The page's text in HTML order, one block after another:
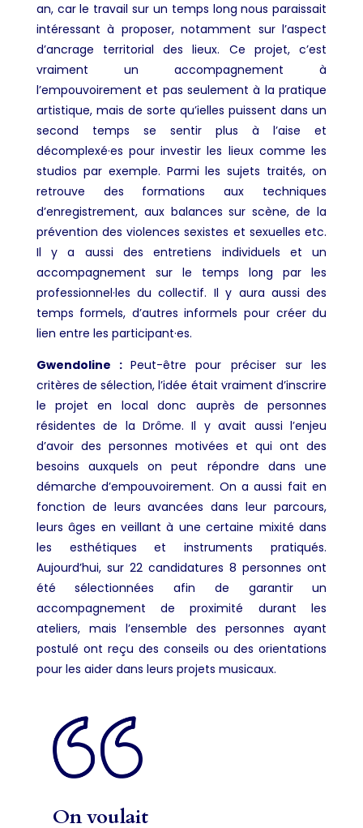
an, car le travail sur un temps long nous paraissait
intéressant à proposer, notamment sur l’aspect
d’ancrage territorial des lieux. Ce projet, c’est
vraiment un accompagnement à
l’empouvoirement et pas seulement à la pratique
artistique, mais de sorte qu’ielles puissent dans un
second temps se sentir plus à l’aise et
décomplexé·es pour investir les lieux comme les
studios par exemple. Parmi les sujets traités, on
retrouve des formations aux techniques
d’enregistrement, aux balances sur scène, de la
prévention des violences sexistes et sexuelles etc.
Il y a aussi des entretiens individuels et un
accompagnement sur le temps long par les
professionnel·les du collectif. Il y aura aussi des
temps formels, d’autres informels pour créer du
lien entre les participant·es.
Gwendoline :Peut-être pour préciser sur les
critères de sélection, l’idée était vraiment d’inscrire
le projet en local donc auprès de personnes
résidentes de la Drôme. Il y avait aussi l’enjeu
d’avoir des personnes motivées et qui ont des
besoins auxquels on peut répondre dans une
démarche d’empouvoirement. On a aussi fait en
fonction de leurs avancées dans leur parcours,
leurs âges en veillant à une certaine mixité dans
les esthétiques et instruments pratiqués.
Aujourd’hui, sur 22 candidatures 8 personnes ont
été sélectionnées afin de garantir un
accompagnement de proximité durant les
ateliers, mais l’ensemble des personnes ayant
postulé ont reçu des conseils ou des orientations
pour les aider dans leurs projets musicaux.
On voulait